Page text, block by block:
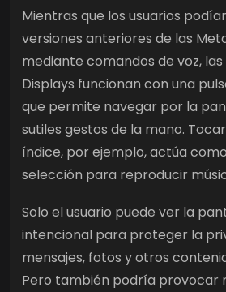
Mientras que los usuarios
versiones anteriores de las
mediante comandos de voz,
Displays funcionan con una
que permite navegar por la
sutiles gestos de la mano.
índice, por ejemplo, actúa
selección para reproducir
Solo el usuario puede ver la
intencional para proteger la
mensajes, fotos y otros
Pero también podría provocar